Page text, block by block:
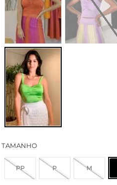
TAMANHO
PP P M